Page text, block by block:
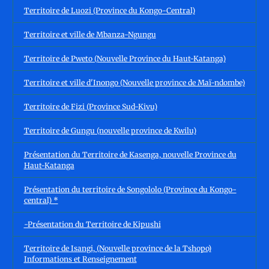
Territoire de Luozi (Province du Kongo-Central)
Territoire et ville de Mbanza-Ngungu
Territoire de Pweto (Nouvelle Province du Haut-Katanga)
Territoire et ville d'Inongo (Nouvelle province de Maï-ndombe)
Territoire de Fizi (Province Sud-Kivu)
Territoire de Gungu (nouvelle province de Kwilu)
Présentation du Territoire de Kasenga, nouvelle Province du
Haut-Katanga
Présentation du territoire de Songololo (Province du Kongo-
central) *
-Présentation du Territoire de Kipushi
Territoire de Isangi, (Nouvelle province de la Tshopo)
Informations et Renseignement